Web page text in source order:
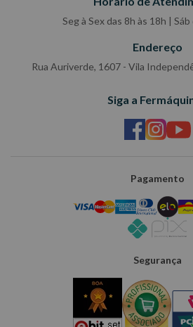
Seg à Sex das 8h às 18h |
Endereço
Rua Auriverde, 1607 - Vila
Siga a
Pagamento
Segurança